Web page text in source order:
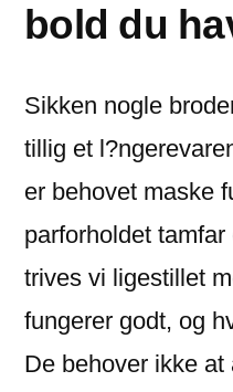
bold du
Sikken nogle
tillig et
er behovet maske
parforholdet
trives vi ligestillet
fungerer godt, og
De behover ikke